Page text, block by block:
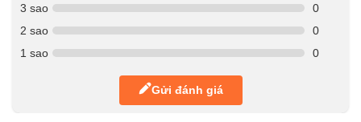
3 sao
0
2 sao
0
1 sao
0
Gửi đánh giá